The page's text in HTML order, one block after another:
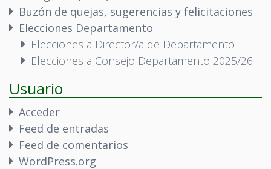
Buzón de quejas, sugerencias y felicitaciones
Elecciones Departamento
Elecciones a Director/a de Departamento
Elecciones a Consejo Departamento 2025/26
Usuario
Acceder
Feed de entradas
Feed de comentarios
WordPress.org